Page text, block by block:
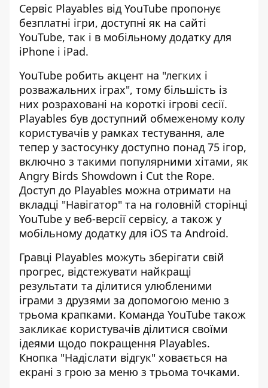
Сервіс Playables від YouTube пропонує
безплатні ігри, доступні як на сайті
YouTube, так і в мобільному додатку для
iPhone і iPad.
YouTube робить акцент на "легких і
розважальних іграх", тому більшість із
них розраховані на короткі ігрові сесії.
Playables був доступний обмеженому колу
користувачів у рамках тестування, але
тепер у застосунку доступно понад 75 ігор,
включно з такими популярними хітами, як
Angry Birds Showdown і Cut the Rope.
Доступ до Playables можна отримати на
вкладці "Навігатор" та на головній сторінці
YouTube у веб-версії сервісу, а також у
мобільному додатку для iOS та Android.
Гравці Playables можуть зберігати свій
прогрес, відстежувати найкращі
результати та ділитися улюбленими
іграми з друзями за допомогою меню з
трьома крапками. Команда YouTube також
закликає користувачів ділитися своїми
ідеями щодо покращення Playables.
Кнопка "Надіслати відгук" ховається на
екрані з грою за меню з трьома точками.